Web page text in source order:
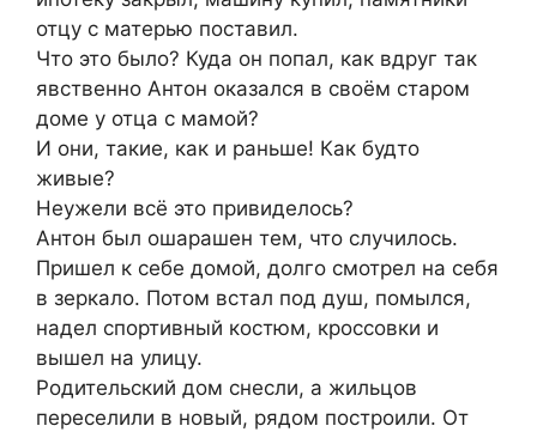
отцу с матерью поставил.
Что это было? Куда он попал, как вдруг так
явственно Антон оказался в своём старом
доме у отца с мамой?
И они, такие, как и раньше! Как будто
живые?
Неужели всё это привиделось?
Антон был ошарашен тем, что случилось.
Пришел к себе домой, долго смотрел на себя
в зеркало. Потом встал под душ, помылся,
надел спортивный костюм, кроссовки и
вышел на улицу.
Родительский дом снесли, а жильцов
переселили в новый, рядом построили. От